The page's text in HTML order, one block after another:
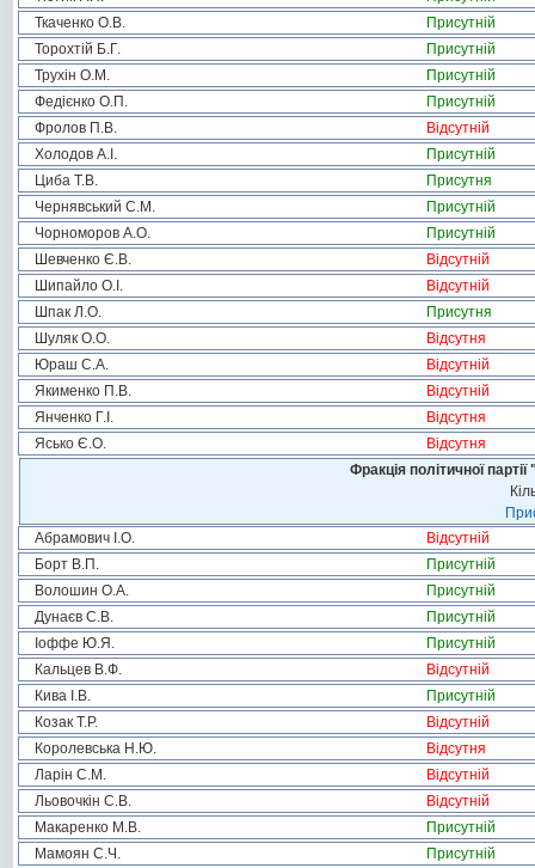
Ткаченко О.В.
Присутній
Торохтій Б.Г.
Присутній
Трухін О.М.
Присутній
Федієнко О.П.
Присутній
Фролов П.В.
Відсутній
Холодов А.І.
Присутній
Циба Т.В.
Присутня
Чернявський С.М.
Присутній
Чорноморов А.О.
Присутній
Шевченко Є.В.
Відсутній
Шипайло О.І.
Відсутній
Шпак Л.О.
Присутня
Шуляк О.О.
Відсутня
Юраш С.А.
Відсутній
Якименко П.В.
Відсутній
Янченко Г.І.
Відсутня
Ясько Є.О.
Відсутня
Фракція політичної
Абрамович І.О.
Відсутній
Борт В.П.
Присутній
Волошин О.А.
Присутній
Дунаєв С.В.
Присутній
Іоффе Ю.Я.
Присутній
Кальцев В.Ф.
Відсутній
Кива І.В.
Присутній
Козак Т.Р.
Відсутній
Королевська Н.Ю.
Відсутня
Ларін С.М.
Відсутній
Льовочкін С.В.
Відсутній
Макаренко М.В.
Присутній
Мамоян С.Ч.
Присутній